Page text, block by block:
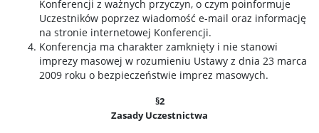
Konferencji z ważnych przyczyn, o czym poinformuje
Uczestników poprzez wiadomość e-mail oraz informację
na stronie internetowej Konferencji.
Konferencja ma charakter zamknięty i nie stanowi
imprezy masowej w rozumieniu Ustawy z dnia 23 marca
2009 roku o bezpieczeństwie imprez masowych.
§2
Zasady Uczestnictwa